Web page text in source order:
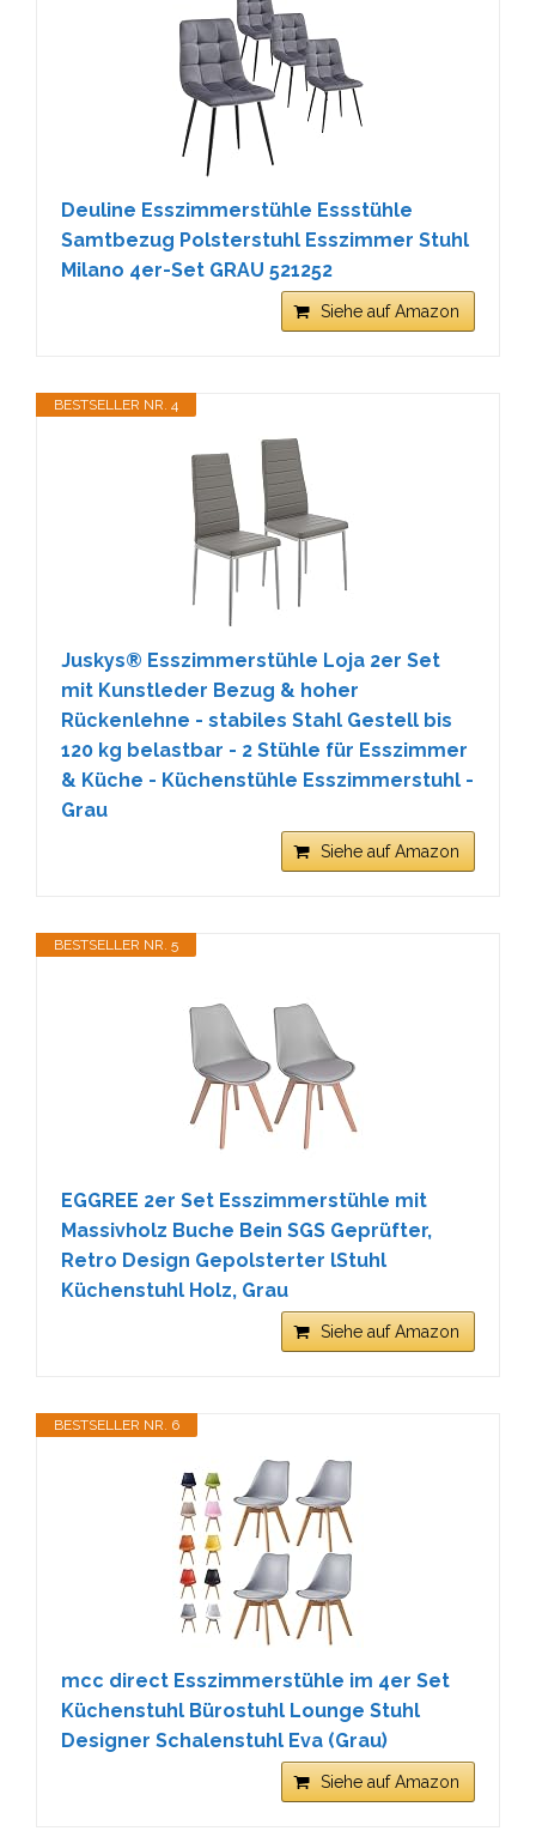
Deuline Esszimmerstühle Essstühle
Samtbezug Polsterstuhl Esszimmer Stuhl
Milano 4er-Set GRAU 521252
Siehe auf Amazon
BESTSELLER NR. 4
Juskys® Esszimmerstühle Loja 2er Set
mit Kunstleder Bezug & hoher
Rückenlehne - stabiles Stahl Gestell bis
120 kg belastbar - 2 Stühle für Esszimmer
& Küche - Küchenstühle Esszimmerstuhl -
Grau
Siehe auf Amazon
BESTSELLER NR. 5
EGGREE 2er Set Esszimmerstühle mit
Massivholz Buche Bein SGS Geprüfter,
Retro Design Gepolsterter lStuhl
Küchenstuhl Holz, Grau
Siehe auf Amazon
BESTSELLER NR. 6
mcc direct Esszimmerstühle im 4er Set
Küchenstuhl Bürostuhl Lounge Stuhl
Designer Schalenstuhl Eva (Grau)
Siehe auf Amazon